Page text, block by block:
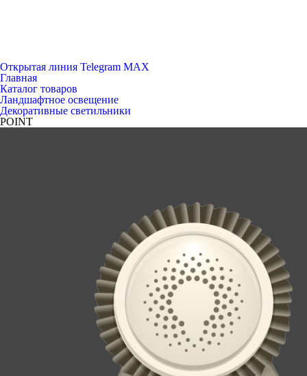
Открытая линия Telegram MAX
Главная
Каталог товаров
Ландшафтное освещение
Декоративные светильники
POINT